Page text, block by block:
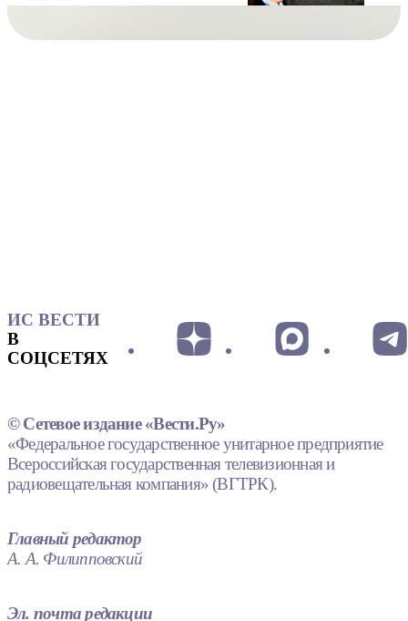
ИС ВЕСТИ
В
СОЦСЕТЯХ
© Сетевое издание «Вести.Ру»
«Федеральное государственное унитарное предприятие
Всероссийская государственная телевизионная и
радиовещательная компания» (ВГТРК).
Главный редактор
А. А. Филипповский
Эл. почта редакции